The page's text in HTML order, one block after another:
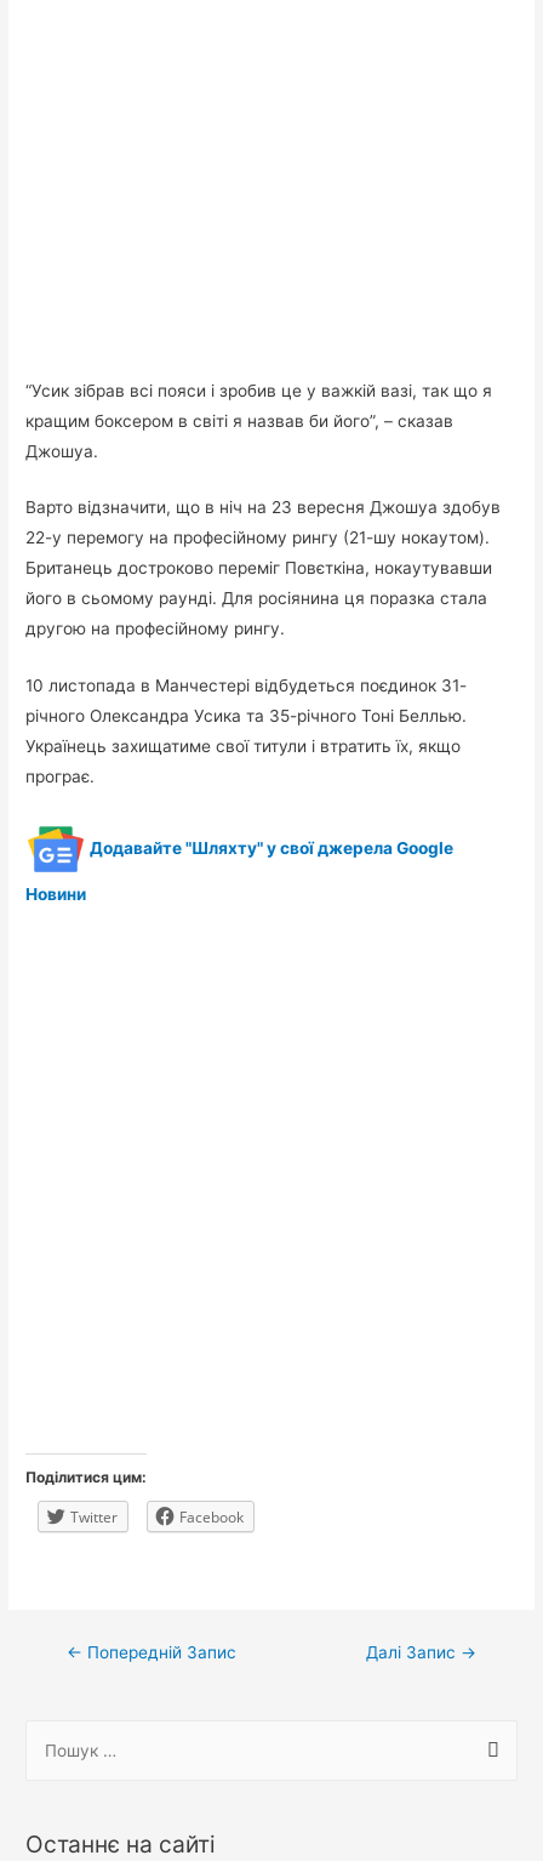
“Усик зібрав всі пояси і зробив це у важкій вазі, так що я
кращим боксером в світі я назвав би його”, – сказав
Джошуа.
Варто відзначити, що в ніч на 23 вересня Джошуа здобув
22-у перемогу на професійному рингу (21-шу нокаутом).
Британець достроково переміг Повєткіна, нокаутувавши
його в сьомому раунді. Для росіянина ця поразка стала
другою на професійному рингу.
10 листопада в Манчестері відбудеться поєдинок 31-
річного Олександра Усика та 35-річного Тоні Беллью.
Українець захищатиме свої титули і втратить їх, якщо
програє.
Додавайте "Шляхту" у свої джерела Google
Новини
Поділитися цим:
Twitter Facebook
Навігація
← Попередній Запис Далі Запис →
у
Останнє на сайті